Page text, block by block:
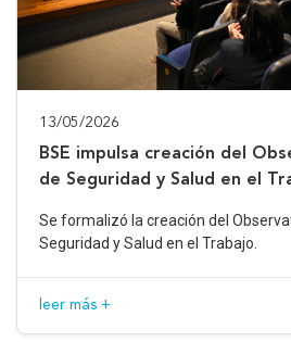
13/05/2026
BSE impulsa creación del
de Seguridad y Salud en el
Se formalizó la creación del
Seguridad y Salud en el Trabajo.
leer más +